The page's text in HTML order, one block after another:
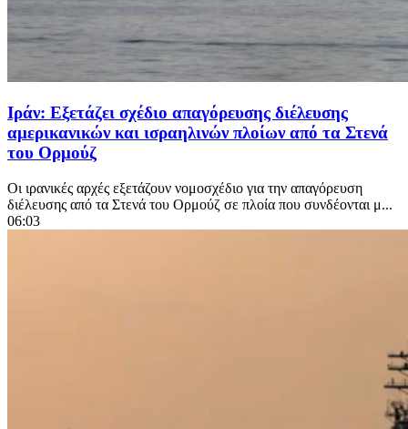
Ιράν: Εξετάζει σχέδιο απαγόρευσης διέλευσης
αμερικανικών και ισραηλινών πλοίων από τα Στενά
του Ορμούζ
Οι ιρανικές αρχές εξετάζουν νομοσχέδιο για την απαγόρευση
διέλευσης από τα Στενά του Ορμούζ σε πλοία που συνδέονται μ...
06:03